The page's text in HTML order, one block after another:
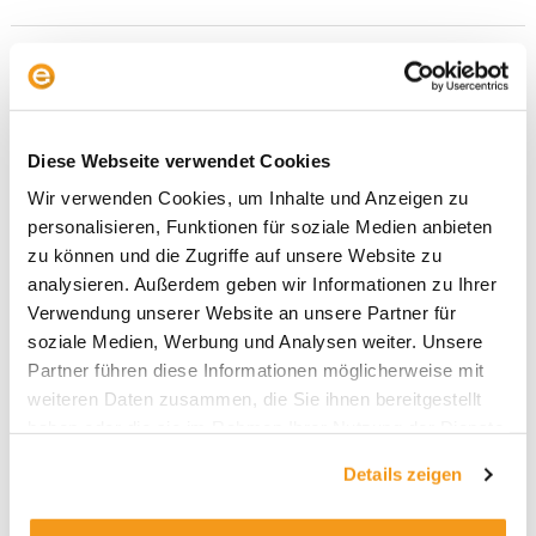
Diese Webseite verwendet Cookies
Wir verwenden Cookies, um Inhalte und Anzeigen zu
personalisieren, Funktionen für soziale Medien anbieten
zu können und die Zugriffe auf unsere Website zu
analysieren. Außerdem geben wir Informationen zu Ihrer
Verwendung unserer Website an unsere Partner für
soziale Medien, Werbung und Analysen weiter. Unsere
Partner führen diese Informationen möglicherweise mit
weiteren Daten zusammen, die Sie ihnen bereitgestellt
Details zeigen
Sparplan kontra Einmalanlage:
Rendite-Killer Mensch erfordert
Sparplan
kontra
Rendite-
Mensch
erfordert
Neubewertung